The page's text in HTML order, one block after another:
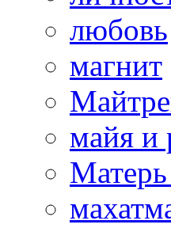
любовь
магнит
майя и